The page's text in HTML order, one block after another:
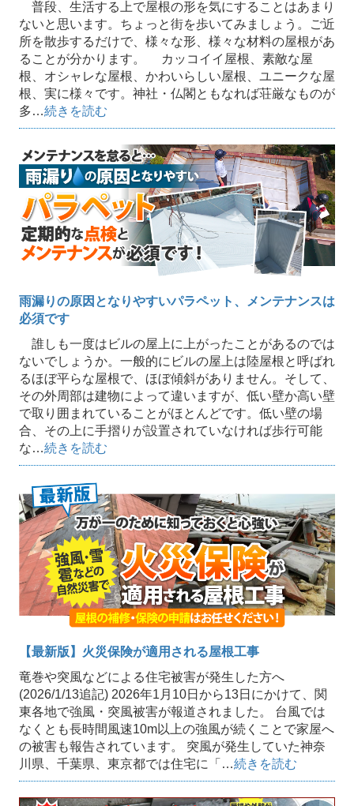
普段、生活する上で屋根の形を気にすることはあまり
ないと思います。ちょっと街を歩いてみましょう。ご近
所を散歩するだけで、様々な形、様々な材料の屋根があ
ることが分かります。 カッコイイ屋根、素敵な屋
根、オシャレな屋根、かわいらしい屋根、ユニークな屋
根、実に様々です。神社・仏閣ともなれば荘厳なものが
多…続きを読む
雨漏りの原因となりやすいパラペット、メンテナンスは
必須です
誰しも一度はビルの屋上に上がったことがあるのでは
ないでしょうか。一般的にビルの屋上は陸屋根と呼ばれ
るほぼ平らな屋根で、ほぼ傾斜がありません。そして、
その外周部は建物によって違いますが、低い壁か高い壁
で取り囲まれていることがほとんどです。低い壁の場
合、その上に手摺りが設置されていなければ歩行可能
な…続きを読む
【最新版】火災保険が適用される屋根工事
竜巻や突風などによる住宅被害が発生した方へ
(2026/1/13追記) 2026年1月10日から13日にかけて、関
東各地で強風・突風被害が報道されました。 台風では
なくとも長時間風速10m以上の強風が続くことで家屋へ
の被害も報告されています。 突風が発生していた神奈
川県、千葉県、東京都では住宅に「…続きを読む